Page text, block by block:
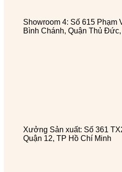
Showroom 4: Số 615
Bình Chánh, Quận Thủ
Xưởng Sản xuất: Số 361
Quận 12, TP Hồ Chí Minh